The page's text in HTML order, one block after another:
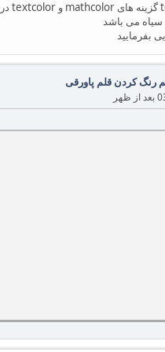
سیاه می باشد
بفرمایید
رنگ کردن قلم پاورقی